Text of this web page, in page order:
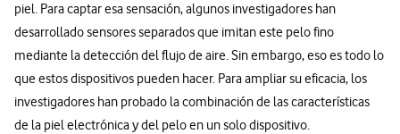
piel. Para captar esa sensación, algunos investigadores han
desarrollado sensores separados que imitan este pelo fino
mediante la detección del flujo de aire. Sin embargo, eso es todo lo
que estos dispositivos pueden hacer. Para ampliar su eficacia, los
investigadores han probado la combinación de las características
de la piel electrónica y del pelo en un solo dispositivo.